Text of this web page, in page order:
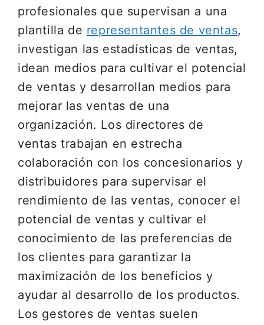
profesionales que supervisan a una
plantilla de representantes de ventas,
investigan las estadísticas de ventas,
idean medios para cultivar el potencial
de ventas y desarrollan medios para
mejorar las ventas de una
organización. Los directores de
ventas trabajan en estrecha
colaboración con los concesionarios y
distribuidores para supervisar el
rendimiento de las ventas, conocer el
potencial de ventas y cultivar el
conocimiento de las preferencias de
los clientes para garantizar la
maximización de los beneficios y
ayudar al desarrollo de los productos.
Los gestores de ventas suelen